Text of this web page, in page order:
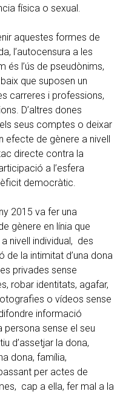
física o sexual.
aquestes formes de
l’autocensura a les
és l’ús de pseudònims,
que suposen un
carreres i professions,
D’altres dones
seus comptes o deixar
efecte de gènere a nivell
directe contra la
a l’esfera
democràtic.
2015 va fer una
gènere en línia que
nivell individual, des
de la intimitat d’una dona
privades sense
robar identitats, agafar,
o vídeos sense
informació
persona sense el seu
d’assetjar la dona,
dona, família,
per actes de
cap a ella, fer mal a la